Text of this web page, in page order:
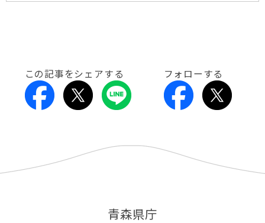
この記事をシェアする フォローする
青森県庁